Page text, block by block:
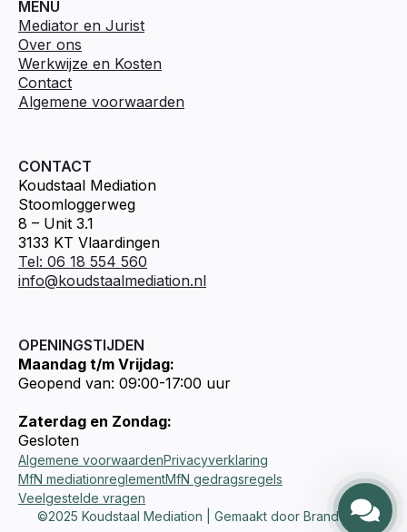
MENU
Mediator en Jurist
Over ons
Werkwijze en Kosten
Contact
Algemene voorwaarden
CONTACT
Koudstaal Mediation
Stoomloggerweg
8 – Unit 3.1
3133 KT Vlaardingen
Tel: 06 18 554 560
info@koudstaalmediation.nl
OPENINGSTIJDEN
Maandag t/m Vrijdag:
Geopend van: 09:00-17:00 uur
Zaterdag en Zondag:
Gesloten
Algemene voorwaardenPrivacyverklaring
MfN mediationreglementMfN gedragsregels
Veelgestelde vragen
©2025 Koudstaal Mediation | Gemaakt door Brandways